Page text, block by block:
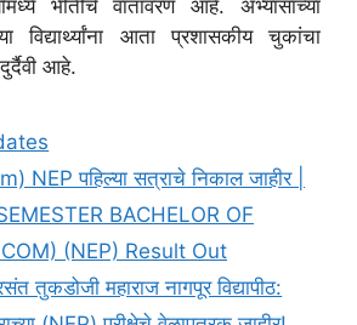
भीतीचे वातावरण आहे. अभ्यासाच्या
विद्यार्थ्यांना आता प्रशासकीय चुकांचा
आहे.
NEP पहिल्या सत्राचे निकाल जाहीर |
BACHELOR OF
(NEP) Result Out
तुकडोजी महाराज नागपूर विद्यापीठ: